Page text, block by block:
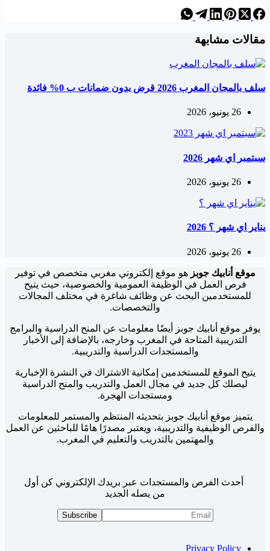
مقالات مشابهة
سلف بالمجان المغرب 2026 قرض بدون ضمانات ب 0% فائدة
26 يونيو، 2026
سبتمبر اي شهر 2026
26 يونيو، 2026
يناير اي شهر ؟ 2026
26 يونيو، 2026
موقع أنابيك جوبزهو موقع إلكتروني مغربي متخصص في توفير
فرص العمل في الوظيفة العمومية والخصوصية، حيث يتيح
للمستخدمين البحث عن وظائف شاغرة في مختلف المجالات
والتخصصات.
يوفر موقع أنابيك جوبز أيضًا معلومات عن المنح الدراسية والبرامج
التدريبية المتاحة في المغرب وخارجه، بالإضافة إلى الأخبار
والمستجدات الدراسية والتدريبية.
يتيح الموقع للمستخدمين إمكانية الاشتراك في النشرة الإخبارية
ليصلك كل جديد في مجال العمل والتدريب والمنح الدراسية
ومستجدات الهجرة.
يتميز موقع أنابيك جوبز بتحديثه المنتظم والمستمر للمعلومات
والفرص الوظيفية والتدريبية، ويعتبر مصدرًا هامًا للباحثين عن العمل
والمهتمين بالتدريب والتعليم في المغرب.
أحدث الفرص والمستجدات عبر بريدك الإلكتروني كن أول
من يصله الجديد
Privacy Policy